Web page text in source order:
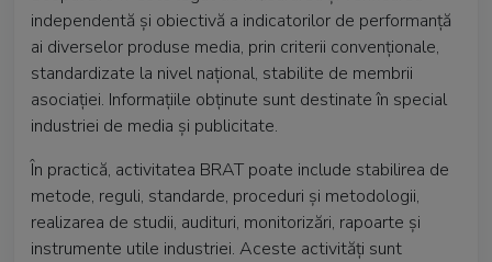
independentă și obiectivă a indicatorilor de performanță
ai diverselor produse media, prin criterii convenționale,
standardizate la nivel național, stabilite de membrii
asociației. Informațiile obținute sunt destinate în special
industriei de media și publicitate.
În practică, activitatea BRAT poate include stabilirea de
metode, reguli, standarde, proceduri și metodologii,
realizarea de studii, audituri, monitorizări, rapoarte și
instrumente utile industriei. Aceste activități sunt